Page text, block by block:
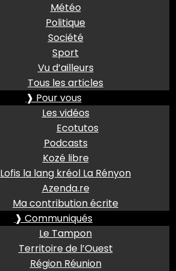
Météo
Politique
Société
Sport
Vu d’ailleurs
Tous les articles
❱ Pour vous
Les vidéos
Ecotutos
Podcasts
Kozé libre
Lofis la lang kréol La Rényon
Azenda.re
Ma contribution écrite
❱ Communiqués
Le Tampon
Territoire de l’Ouest
Région Réunion